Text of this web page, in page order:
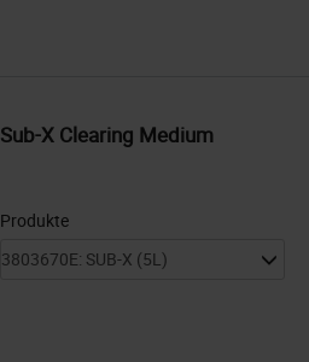
Sub-X Clearing Medium
Produkte